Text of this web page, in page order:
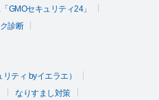
GMOセキュリティ24」
診断
ティ byイエラエ）
なりすまし対策